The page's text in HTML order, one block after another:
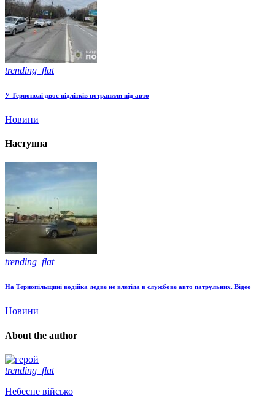
trending_flat
У Тернополі двоє підлітків потрапили під авто
Новини
Наступна
trending_flat
На Тернопільщині водійка ледве не влетіла в службове авто патрульних. Відео
Новини
About the author
trending_flat
Небесне військо